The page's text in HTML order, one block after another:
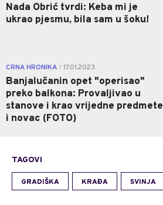
Nada Obrić tvrdi: Keba mi je
ukrao pjesmu, bila sam u šoku!
CRNA HRONIKA 17.01.2023.
Banjalučanin opet "operisao"
preko balkona: Provaljivao u
stanove i krao vrijedne predmete
i novac (FOTO)
TAGOVI
GRADIŠKA KRAĐA SVINJA